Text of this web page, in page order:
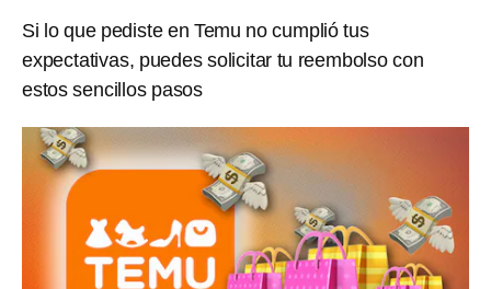
Si lo que pediste en Temu no cumplió tus
expectativas, puedes solicitar tu reembolso con
estos sencillos pasos